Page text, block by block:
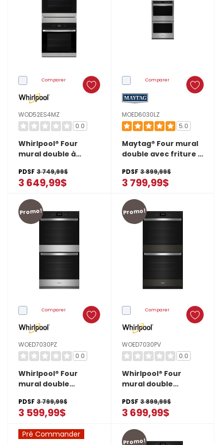
convection
traditionnels
quelle
est
différence?
Devriez-
choisir
convection
pour
prochain
fours
convection
conventionnels
vous
aidera
décider.Êtes-
vous
Comparer
WOD52ES4MZ
0.0
Whirlpool® Four
mural double à
- 24 po - 5.8 pi cu
WOD52ES4MZ
PDSF 3 749,99$
3 649,99$
Comparer
MOED6030LZ
5.0
Maytag® Four mural
double avec friture à
10 pi cu MOED6030LZ
PDSF 3 899,99$
3 799,99$
Promo!
Comparer
WOED7030PZ
0.0
Whirlpool® Four
mural double
friture à air de 10 pi
cu WOED7030PZ
PDSF 3 799,99$
3 599,99$
Promo!
Comparer
WOED7030PV
0.0
Whirlpool® Four
mural double
friture à air de 10 pi
cu WOED7030PV
PDSF 3 899,99$
3 699,99$
Pré Commander
Promo!